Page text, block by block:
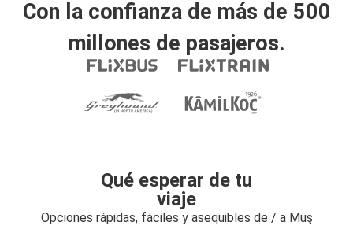
Con la confianza de más de 500
millones de pasajeros.
Qué esperar de tu
viaje
Opciones rápidas, fáciles y asequibles de / a Muş